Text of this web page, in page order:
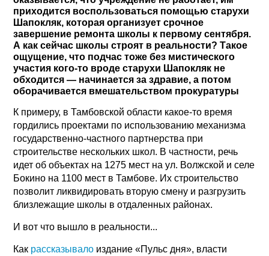
приходится воспользоваться помощью старухи
Шапокляк, которая организует срочное
завершение ремонта школы к первому сентября.
А как сейчас школы строят в реальности? Такое
ощущение, что подчас тоже без мистического
участия кого-то вроде старухи Шапокляк не
обходится — начинается за здравие, а потом
оборачивается вмешательством прокуратуры
К примеру, в Тамбовской области какое-то время
гордились проектами по использованию механизма
государственно-частного партнерства при
строительстве нескольких школ. В частности, речь
идет об объектах на 1275 мест на ул. Волжской и селе
Бокино на 1100 мест в Тамбове. Их строительство
позволит ликвидировать вторую смену и разгрузить
близлежащие школы в отдаленных районах.
И вот что вышло в реальности...
Как рассказывало издание «Пульс дня», власти